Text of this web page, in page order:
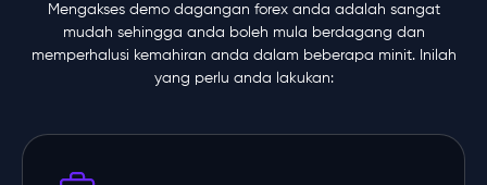
Mengakses demo dagangan forex anda adalah sangat
mudah sehingga anda boleh mula berdagang dan
memperhalusi kemahiran anda dalam beberapa minit. Inilah
yang perlu anda lakukan: